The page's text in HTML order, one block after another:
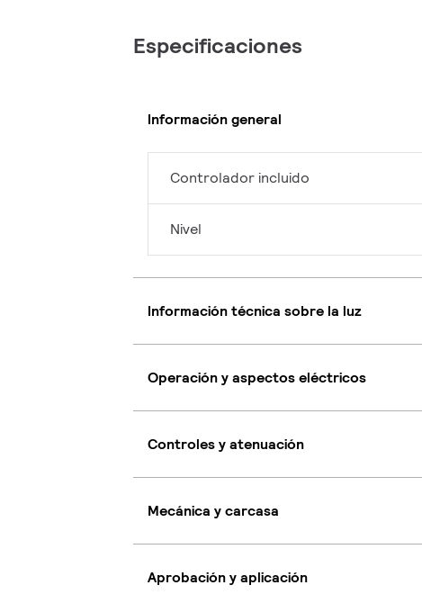
Especificaciones
Información general
Controlador incluido
Nivel
Información técnica sobre la luz
Operación y aspectos eléctricos
Controles y atenuación
Mecánica y carcasa
Aprobación y aplicación